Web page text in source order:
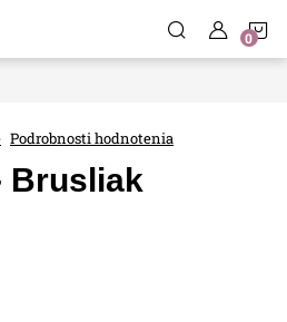
Podrobnosti hodnotenia
Brusliak